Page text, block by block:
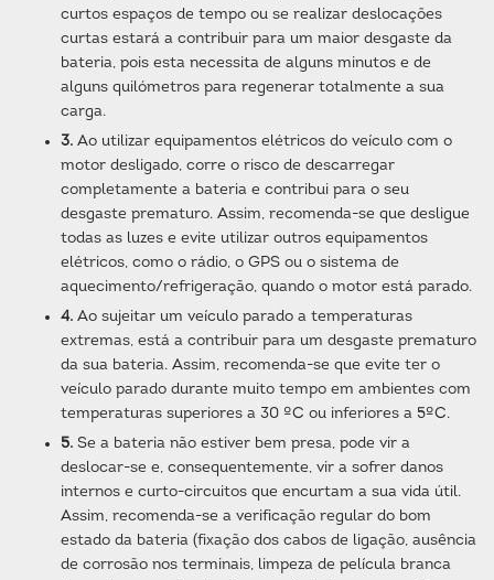
curtos espaços de tempo ou se realizar deslocações
curtas estará a contribuir para um maior desgaste da
bateria, pois esta necessita de alguns minutos e de
alguns quilómetros para regenerar totalmente a sua
carga.
3. Ao utilizar equipamentos elétricos do veículo com o
motor desligado, corre o risco de descarregar
completamente a bateria e contribui para o seu
desgaste prematuro. Assim, recomenda-se que desligue
todas as luzes e evite utilizar outros equipamentos
elétricos, como o rádio, o GPS ou o sistema de
aquecimento/refrigeração, quando o motor está parado.
4. Ao sujeitar um veículo parado a temperaturas
extremas, está a contribuir para um desgaste prematuro
da sua bateria. Assim, recomenda-se que evite ter o
veículo parado durante muito tempo em ambientes com
temperaturas superiores a 30 ºC ou inferiores a 5ºC.
5. Se a bateria não estiver bem presa, pode vir a
deslocar-se e, consequentemente, vir a sofrer danos
internos e curto-circuitos que encurtam a sua vida útil.
Assim, recomenda-se a verificação regular do bom
estado da bateria (fixação dos cabos de ligação, ausência
de corrosão nos terminais, limpeza de película branca